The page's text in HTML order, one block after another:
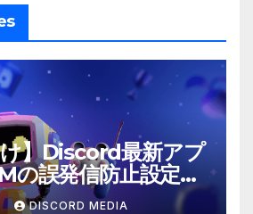
】Discord最新アプ
の誤発信防止設定と
DISCORD MEDIA